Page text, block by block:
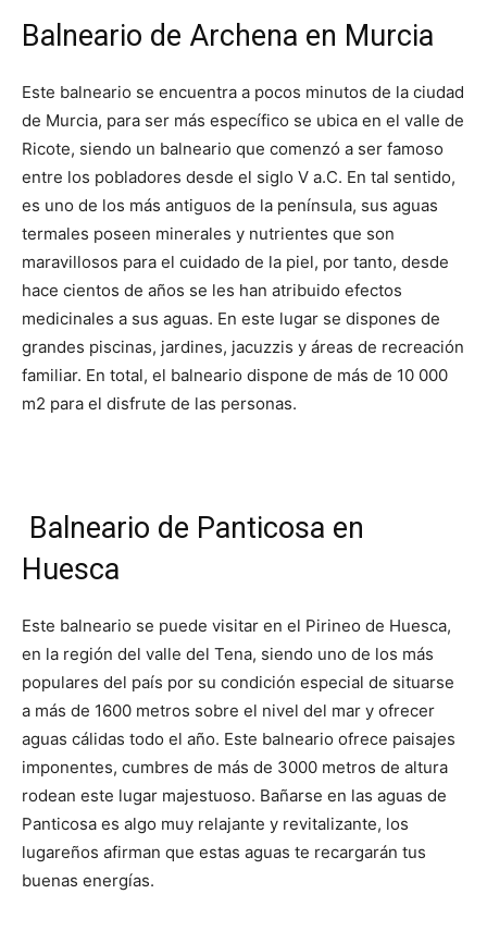
Balneario de Archena en Murcia
Este balneario se encuentra a pocos minutos de la ciudad
de Murcia, para ser más específico se ubica en el valle de
Ricote, siendo un balneario que comenzó a ser famoso
entre los pobladores desde el siglo V a.C. En tal sentido,
es uno de los más antiguos de la península, sus aguas
termales poseen minerales y nutrientes que son
maravillosos para el cuidado de la piel, por tanto, desde
hace cientos de años se les han atribuido efectos
medicinales a sus aguas. En este lugar se dispones de
grandes piscinas, jardines, jacuzzis y áreas de recreación
familiar. En total, el balneario dispone de más de 10 000
m2 para el disfrute de las personas.
Balneario de Panticosa en
Huesca
Este balneario se puede visitar en el Pirineo de Huesca,
en la región del valle del Tena, siendo uno de los más
populares del país por su condición especial de situarse
a más de 1600 metros sobre el nivel del mar y ofrecer
aguas cálidas todo el año. Este balneario ofrece paisajes
imponentes, cumbres de más de 3000 metros de altura
rodean este lugar majestuoso. Bañarse en las aguas de
Panticosa es algo muy relajante y revitalizante, los
lugareños afirman que estas aguas te recargarán tus
buenas energías.